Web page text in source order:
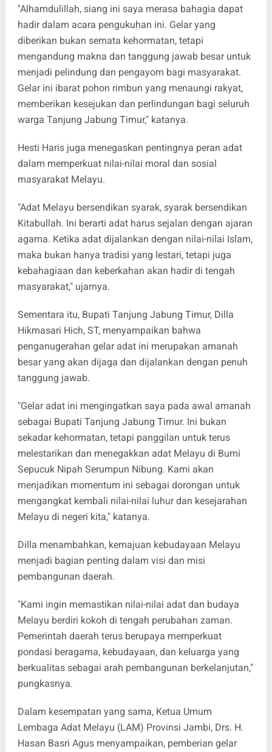
"Alhamdulillah, siang ini saya merasa bahagia dapat
hadir dalam acara pengukuhan ini. Gelar yang
diberikan bukan semata kehormatan, tetapi
mengandung makna dan tanggung jawab besar untuk
menjadi pelindung dan pengayom bagi masyarakat.
Gelar ini ibarat pohon rimbun yang menaungi rakyat,
memberikan kesejukan dan perlindungan bagi seluruh
warga Tanjung Jabung Timur," katanya.
Hesti Haris juga menegaskan pentingnya peran adat
dalam memperkuat nilai-nilai moral dan sosial
masyarakat Melayu.
"Adat Melayu bersendikan syarak, syarak bersendikan
Kitabullah. Ini berarti adat harus sejalan dengan ajaran
agama. Ketika adat dijalankan dengan nilai-nilai Islam,
maka bukan hanya tradisi yang lestari, tetapi juga
kebahagiaan dan keberkahan akan hadir di tengah
masyarakat," ujarnya.
Sementara itu, Bupati Tanjung Jabung Timur, Dilla
Hikmasari Hich, ST, menyampaikan bahwa
penganugerahan gelar adat ini merupakan amanah
besar yang akan dijaga dan dijalankan dengan penuh
tanggung jawab.
"Gelar adat ini mengingatkan saya pada awal amanah
sebagai Bupati Tanjung Jabung Timur. Ini bukan
sekadar kehormatan, tetapi panggilan untuk terus
melestarikan dan menegakkan adat Melayu di Bumi
Sepucuk Nipah Serumpun Nibung. Kami akan
menjadikan momentum ini sebagai dorongan untuk
mengangkat kembali nilai-nilai luhur dan kesejarahan
Melayu di negeri kita," katanya.
Dilla menambahkan, kemajuan kebudayaan Melayu
menjadi bagian penting dalam visi dan misi
pembangunan daerah.
"Kami ingin memastikan nilai-nilai adat dan budaya
Melayu berdiri kokoh di tengah perubahan zaman.
Pemerintah daerah terus berupaya memperkuat
pondasi beragama, kebudayaan, dan keluarga yang
berkualitas sebagai arah pembangunan berkelanjutan,"
pungkasnya.
Dalam kesempatan yang sama, Ketua Umum
Lembaga Adat Melayu (LAM) Provinsi Jambi, Drs. H.
Hasan Basri Agus menyampaikan, pemberian gelar